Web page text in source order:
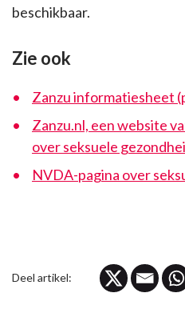
beschikbaar.
Zie ook
Zanzu informatiesheet
Zanzu.nl, een website
over seksuele
NVDA-pagina over
Deel artikel: